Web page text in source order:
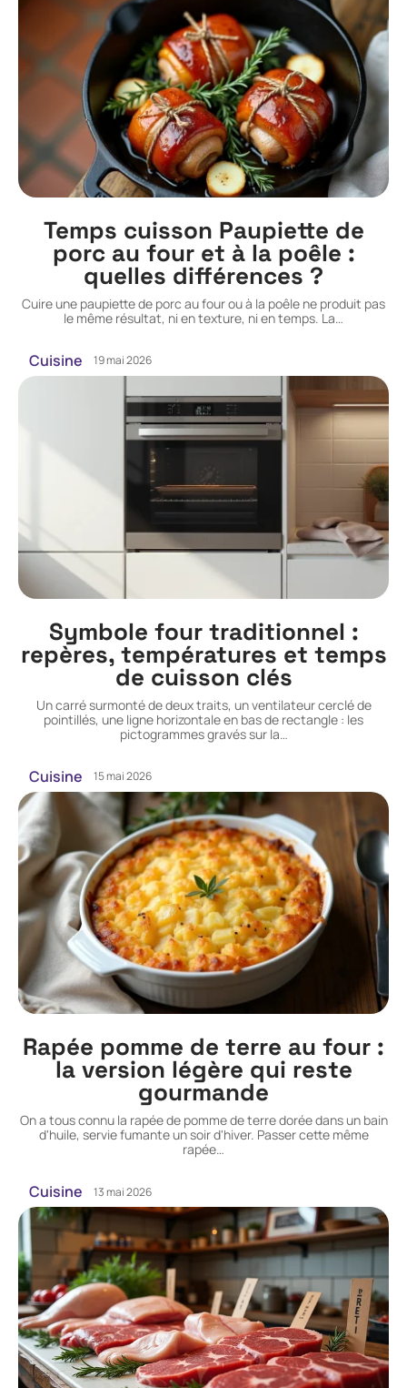
Temps cuisson Paupiette de
porc au four et à la poêle :
quelles différences ?
Cuire une paupiette de porc au four ou à la poêle ne produit pas
le même résultat, ni en texture, ni en temps. La…
Cuisine 19 mai 2026
Symbole four traditionnel :
repères, températures et temps
de cuisson clés
Un carré surmonté de deux traits, un ventilateur cerclé de
pointillés, une ligne horizontale en bas de rectangle : les
pictogrammes gravés sur la…
Cuisine 15 mai 2026
Rapée pomme de terre au four :
la version légère qui reste
gourmande
On a tous connu la rapée de pomme de terre dorée dans un bain
d'huile, servie fumante un soir d'hiver. Passer cette même
rapée…
Cuisine 13 mai 2026